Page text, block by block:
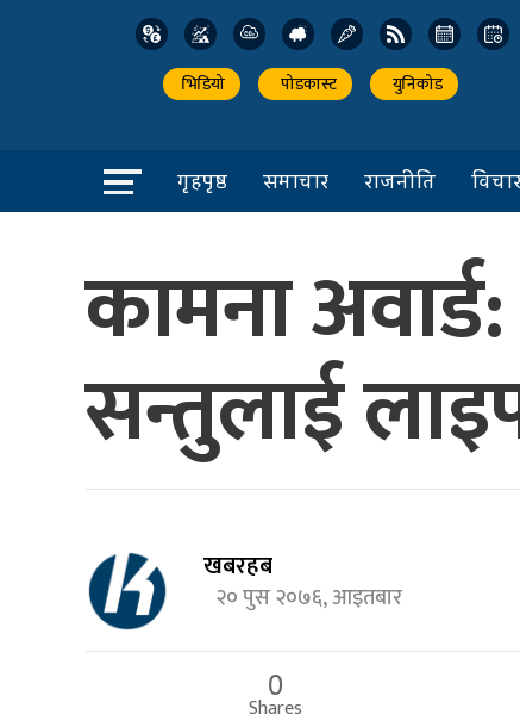
भिडियो पोडकास्ट युनिकोड
गृहपृष्ठ समाचार राजनीति विचार
कामना
सन्तुलाई
खबरहब
२० पुस २०७६, आइतबार
0
Shares